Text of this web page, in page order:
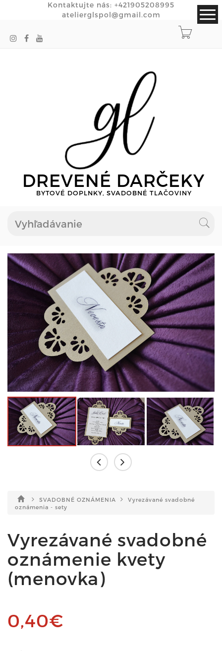
Kontaktujte nás: +421905208995
atelierglspol@gmail.com
DREVENÉ DARČEKY
BYTOVÉ DOPLNKY, SVADOBNÉ TLAČOVINY
SVADOBNÉ OZNÁMENIA
Vyrezávané svadobné
oznámenia - sety
Vyrezávané svadobné
oznámenie kvety
(menovka)
0,40€